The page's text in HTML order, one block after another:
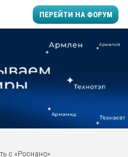
ПЕРЕЙТИ НА ФОРУМ
производство SPC
заводу пластмасс"
с «Роснано»